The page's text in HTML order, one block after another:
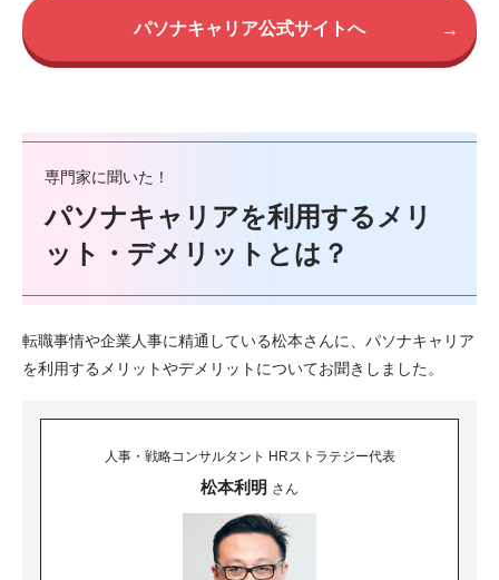
パソナキャリア公式サイトへ →
専門家に聞いた！
パソナキャリアを利用するメリ
ット・デメリットとは？
転職事情や企業人事に精通している松本さんに、パソナキャリア
を利用するメリットやデメリットについてお聞きしました。
人事・戦略コンサルタント HRストラテジー代表
松本利明 さん